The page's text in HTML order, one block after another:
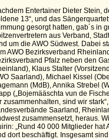
Entertainer Dieter Stein,
13“, und das
gesorgt hatten, gab´s in
aus Verband,
um die AWO Südwest. Dabei
AWO Bezirksverband
Pfalz neben den
Klaus Stalter
Saarland), Michael Kissel
(MdB), Annika Strebel
(„Bojemääschta vun de
zusammenhalten, sind wir
Saarland,
zusammensetzt, heraus.
„Rund 40 000 Mitglieder hat
dort beschäftigt. Insgesamt